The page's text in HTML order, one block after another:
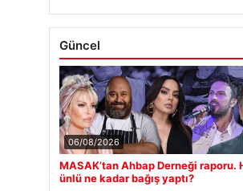
Güncel
06/08/2026
MASAK’tan Ahbap Derneği raporu.
ünlü ne kadar bağış yaptı?